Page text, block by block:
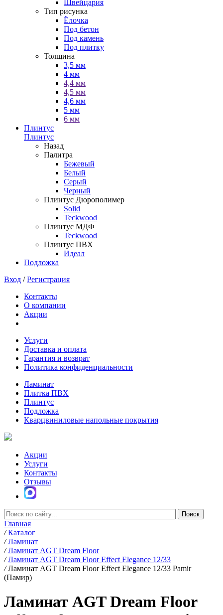
Швейцария
Тип рисунка
Ёлочка
Под бетон
Под камень
Под плитку
Толщина
3,5 мм
4 мм
4,4 мм
4,5 мм
4,6 мм
5 мм
6 мм
Плинтус
Плинтус
Назад
Палитра
Бежевый
Белый
Серый
Черный
Плинтус Дюрополимер
Solid
Teckwood
Плинтус МДФ
Teckwood
Плинтус ПВХ
Идеал
Подложка
Вход /Регистрация
Контакты
О компании
Акции
Услуги
Доставка и оплата
Гарантия и возврат
Политика конфиденциальности
Ламинат
Плитка ПВХ
Плинтус
Подложка
Кварцвиниловые напольные покрытия
Акции
Услуги
Контакты
Отзывы
Главная
/ Каталог
/ Ламинат
/ Ламинат AGT Dream Floor
/ Ламинат AGT Dream Floor Effect Elegance 12/33
/ Ламинат AGT Dream Floor Effect Elegance 12/33 Pamir
(Памир)
Ламинат AGT Dream Floor